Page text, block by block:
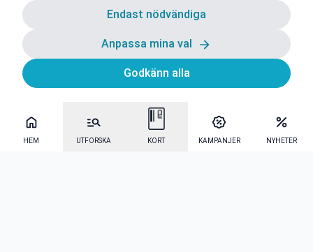
HEM UTFORSKA KORT KAMPANJER NYHETER
Endast nödvändiga
Anpassa mina val
Godkänn alla